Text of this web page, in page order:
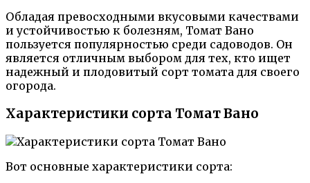
Обладая превосходными вкусовыми качествами
и устойчивостью к болезням, Томат Вано
пользуется популярностью среди садоводов. Он
является отличным выбором для тех, кто ищет
надежный и плодовитый сорт томата для своего
огорода.
Характеристики сорта Томат Вано
Вот основные характеристики сорта: